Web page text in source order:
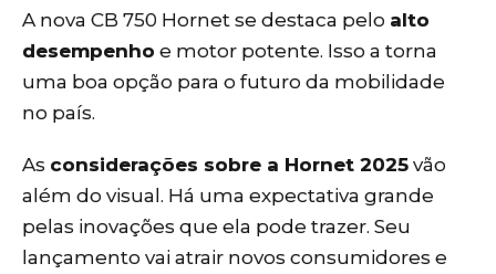
A nova CB 750 Hornet se destaca pelo alto
desempenho e motor potente. Isso a torna
uma boa opção para o futuro da mobilidade
no país.
As considerações sobre a Hornet 2025 vão
além do visual. Há uma expectativa grande
pelas inovações que ela pode trazer. Seu
lançamento vai atrair novos consumidores e